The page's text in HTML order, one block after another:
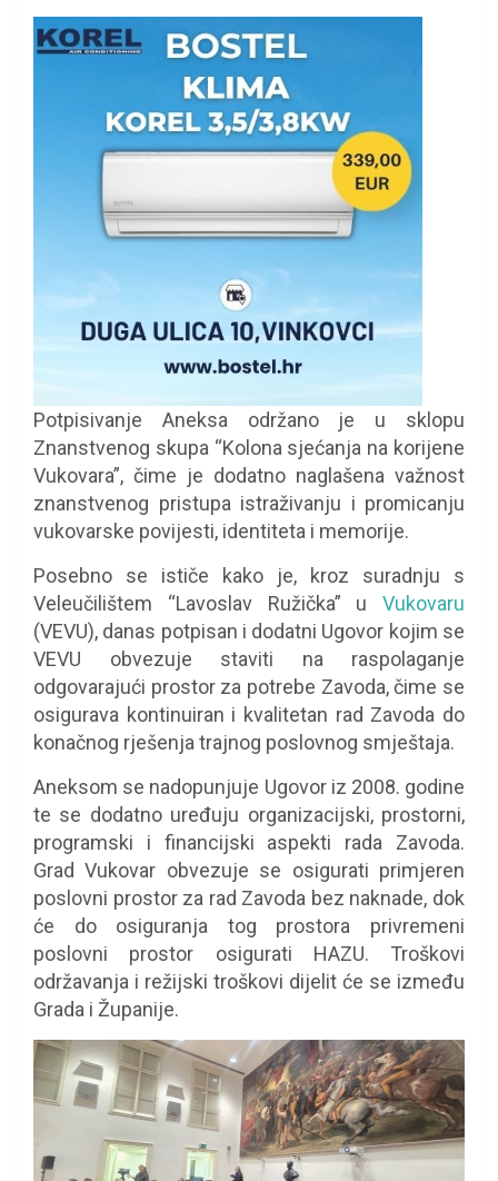
Potpisivanje Aneksa održano je u sklopu
Znanstvenog skupa “Kolona sjećanja na korijene
Vukovara”, čime je dodatno naglašena važnost
znanstvenog pristupa istraživanju i promicanju
vukovarske povijesti, identiteta i memorije.
Posebno se ističe kako je, kroz suradnju s
Veleučilištem “Lavoslav Ružička” u Vukovaru
(VEVU), danas potpisan i dodatni Ugovor kojim se
VEVU obvezuje staviti na raspolaganje
odgovarajući prostor za potrebe Zavoda, čime se
osigurava kontinuiran i kvalitetan rad Zavoda do
konačnog rješenja trajnog poslovnog smještaja.
Aneksom se nadopunjuje Ugovor iz 2008. godine
te se dodatno uređuju organizacijski, prostorni,
programski i financijski aspekti rada Zavoda.
Grad Vukovar obvezuje se osigurati primjeren
poslovni prostor za rad Zavoda bez naknade, dok
će do osiguranja tog prostora privremeni
poslovni prostor osigurati HAZU. Troškovi
održavanja i režijski troškovi dijelit će se između
Grada i Županije.